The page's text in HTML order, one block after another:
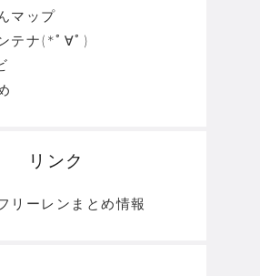
マップ
テナ(*ﾟ∀ﾟ)
リンク
リーレンまとめ情報